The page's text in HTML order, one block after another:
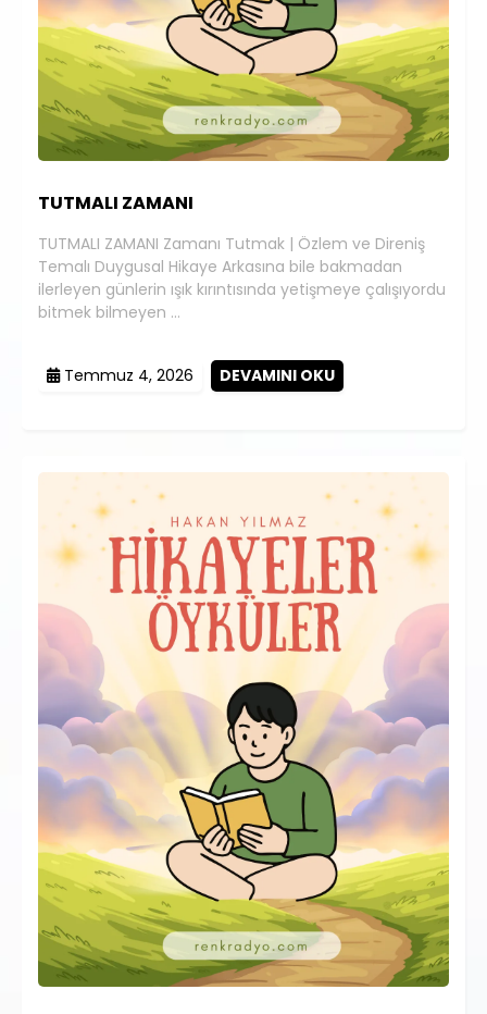
TUTMALI ZAMANI
TUTMALI ZAMANI Zamanı Tutmak | Özlem ve Direniş
Temalı Duygusal Hikaye Arkasına bile bakmadan
ilerleyen günlerin ışık kırıntısında yetişmeye çalışıyordu
bitmek bilmeyen …
Temmuz 4, 2026 DEVAMINI OKU